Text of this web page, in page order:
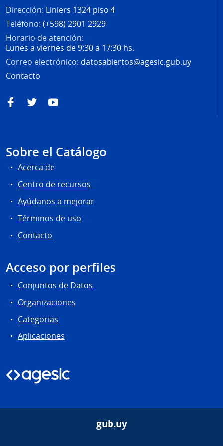
Dirección: Liniers 1324 piso 4
Teléfono: (+598) 2901 2929
Horario de atención:
Lunes a viernes de 9:30 a 17:30 hs.
Correo electrónico: datosabiertos@agesic.gub.uy
Contacto
FacebookTwitterYouTube
Sobre el Catálogo
Acerca de
Centro de recursos
Ayúdanos a mejorar
Términos de uso
Contacto
Acceso por perfiles
Conjuntos de Datos
Organizaciones
Categorias
Aplicaciones
gub.uy